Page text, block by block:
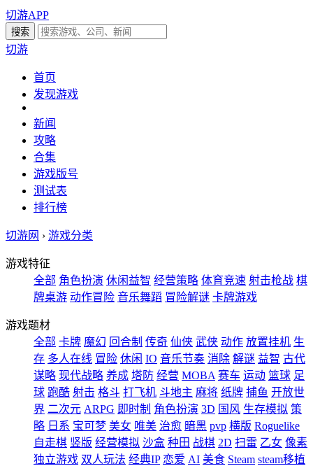
切游APP
切游
首页
发现游戏
新闻
攻略
合集
游戏版号
测试表
排行榜
切游网 › 游戏分类
游戏特征
全部 角色扮演 休闲益智 经营策略 体育竞速 射击枪战 棋
牌桌游 动作冒险 音乐舞蹈 冒险解谜 卡牌游戏
游戏题材
全部 卡牌 魔幻 回合制 传奇 仙侠 武侠 动作 放置挂机 生
存 多人在线 冒险 休闲 IO 音乐节奏 消除 解谜 益智 古代
谋略 现代战略 养成 塔防 经营 MOBA 赛车 运动 篮球 足
球 跑酷 射击 格斗 打飞机 斗地主 麻将 纸牌 捕鱼 开放世
界 二次元 ARPG 即时制 角色扮演 3D 国风 生存模拟 策
略 日系 宝可梦 美女 唯美 治愈 暗黑 pvp 横版 Roguelike
自走棋 竖版 经营模拟 沙盒 种田 战棋 2D 扫雷 乙女 像素
独立游戏 双人玩法 经典IP 恋爱 AI 美食 Steam steam移植